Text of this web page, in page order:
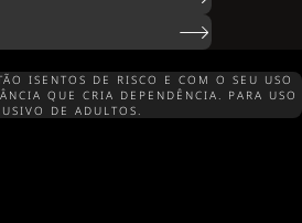
ISENTOS DE RISCO E COM O SEU USO
QUE CRIA DEPENDÊNCIA. PARA USO
DE ADULTOS.